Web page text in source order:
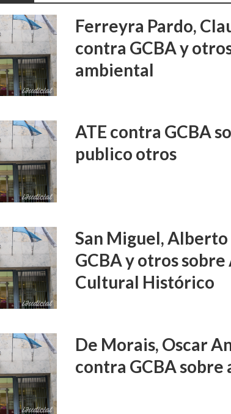
Ferreyra Pardo,
contra GCBA y
ambiental
ATE contra GCBA
publico otros
San Miguel,
GCBA y otros
Cultural Histórico
De Morais, Oscar
contra GCBA